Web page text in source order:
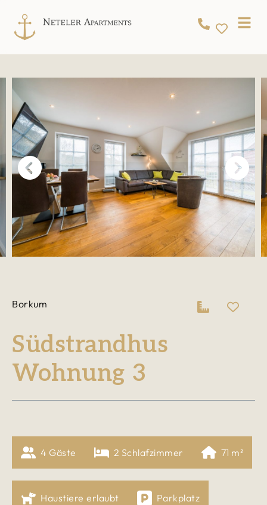
Borkum
Südstrandhus
Wohnung 3
4 Gäste 2 Schlafzimmer 71 m²
Haustiere erlaubt Parkplatz